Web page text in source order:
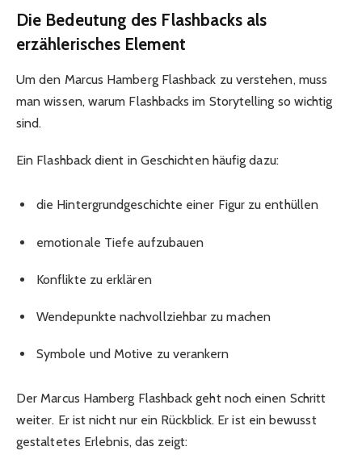
Die Bedeutung des Flashbacks als
erzählerisches Element
Um den Marcus Hamberg Flashback zu verstehen, muss
man wissen, warum Flashbacks im Storytelling so wichtig
sind.
Ein Flashback dient in Geschichten häufig dazu:
die Hintergrundgeschichte einer Figur zu enthüllen
emotionale Tiefe aufzubauen
Konflikte zu erklären
Wendepunkte nachvollziehbar zu machen
Symbole und Motive zu verankern
Der Marcus Hamberg Flashback geht noch einen Schritt
weiter. Er ist nicht nur ein Rückblick. Er ist ein bewusst
gestaltetes Erlebnis, das zeigt: